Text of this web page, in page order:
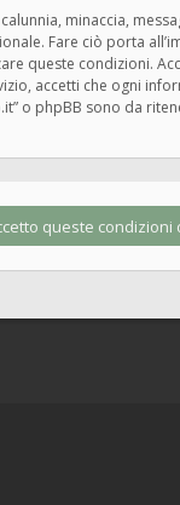
minaccia,
Fare ciò porta
queste condizioni.
accetti che ogni
o phpBB sono da